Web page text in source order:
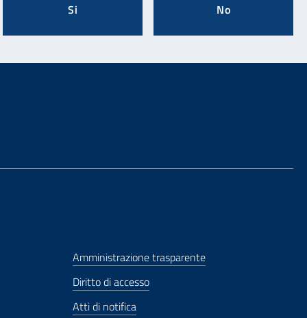
Si No
Amministrazione trasparente
Diritto di accesso
Atti di notifica